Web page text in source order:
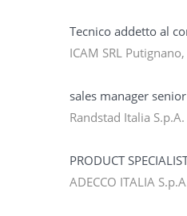
Tecnico addetto al
ICAM SRL
sales manager
Randstad Italia
PRODUCT
ADECCO ITALIA